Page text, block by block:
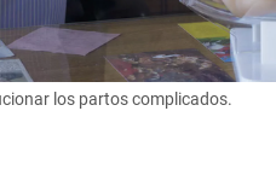
los partos complicados.